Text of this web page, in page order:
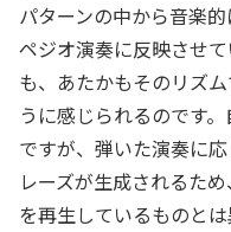
パターンの中から音楽
ペジオ演奏に反映させ
も、あたかもそのリズ
うに感じられるのです
ですが、弾いた演奏に
レーズが生成されるた
を再生しているものとは